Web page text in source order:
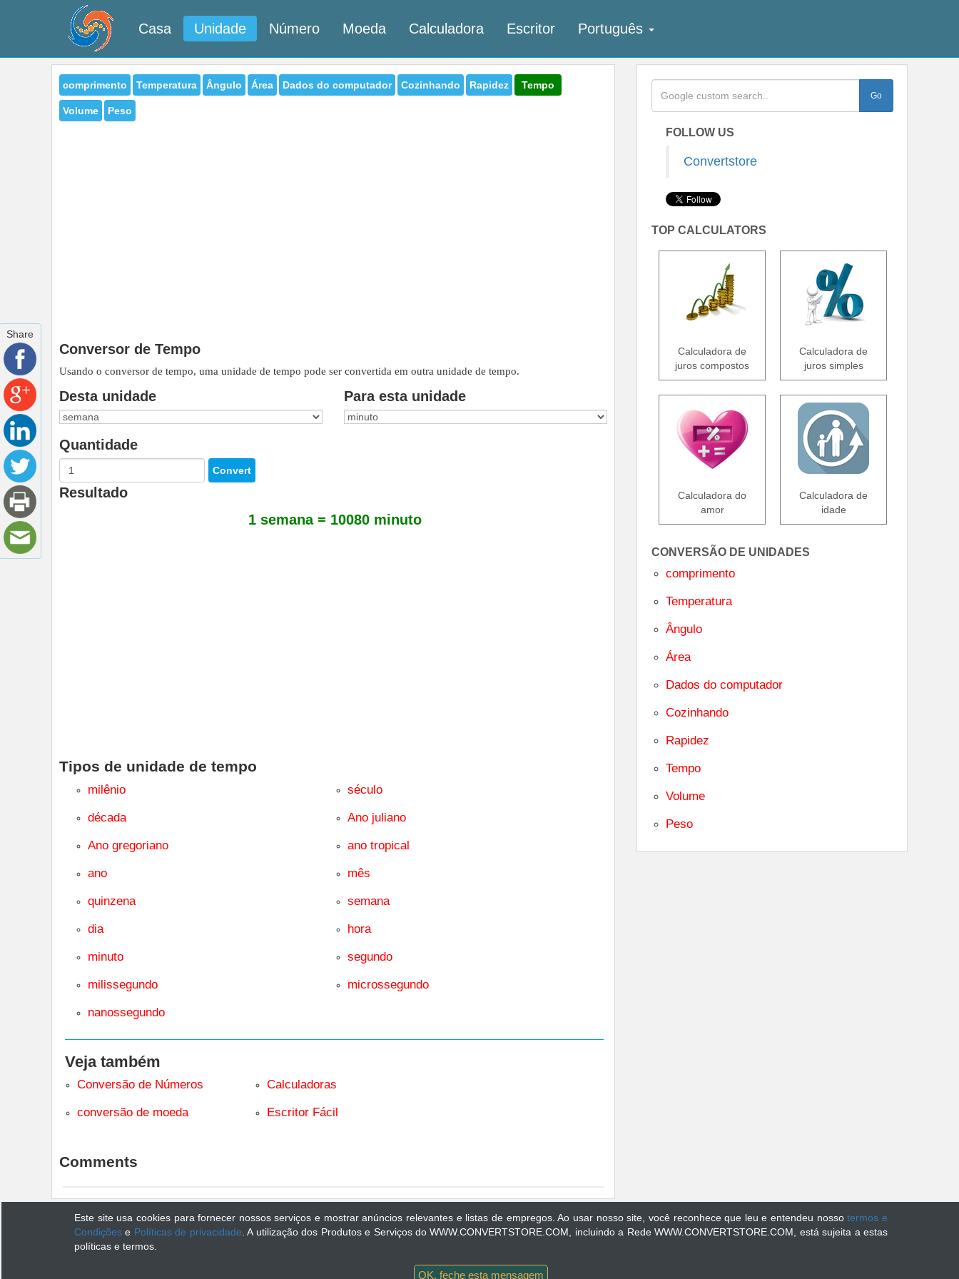
Casa Unidade Número Moeda Calculadora Escritor Português
comprimento Temperatura Ângulo Área Dados do computador Cozinhando Rapidez Tempo
Volume Peso
Conversor de Tempo
Usando o conversor de tempo, uma unidade de tempo pode ser convertida em outra unidade de tempo.
Desta unidade Para esta unidade
Quantidade
Resultado
1 semana = 10080 minuto
Tipos de unidade de tempo
milênio século
década Ano juliano
Ano gregoriano ano tropical
ano mês
quinzena semana
dia hora
minuto segundo
milissegundo microssegundo
nanossegundo
Veja também
Conversão de Números Calculadoras
conversão de moeda Escritor Fácil
Comments
FOLLOW US
Convertstore
TOP CALCULATORS
Calculadora de
juros compostos
Calculadora de
juros simples
Calculadora do
amor
Calculadora de
idade
CONVERSÃO DE UNIDADES
comprimento
Temperatura
Ângulo
Área
Dados do computador
Cozinhando
Rapidez
Tempo
Volume
Peso
convertstore.com is made for calculating or converting various data units.The data unit values are constantly tested and reviewed to avoid errors, but we cannot warrant full correctness of all content. While using this site, you agree to have read
and accepted our terms of use, privacy policy. All Rights Reserved.
Este site usa cookies para fornecer nossos serviços e mostrar anúncios relevantes e listas de empregos. Ao usar nosso site, você reconhece que leu e entendeu nossotermos e
Condições e Políticas de privacidade . A utilização dos Produtos e Serviços do WWW.CONVERTSTORE.COM, incluindo a Rede WWW.CONVERTSTORE.COM, está sujeita a estas
políticas e termos.
OK, feche esta mensagem
Share